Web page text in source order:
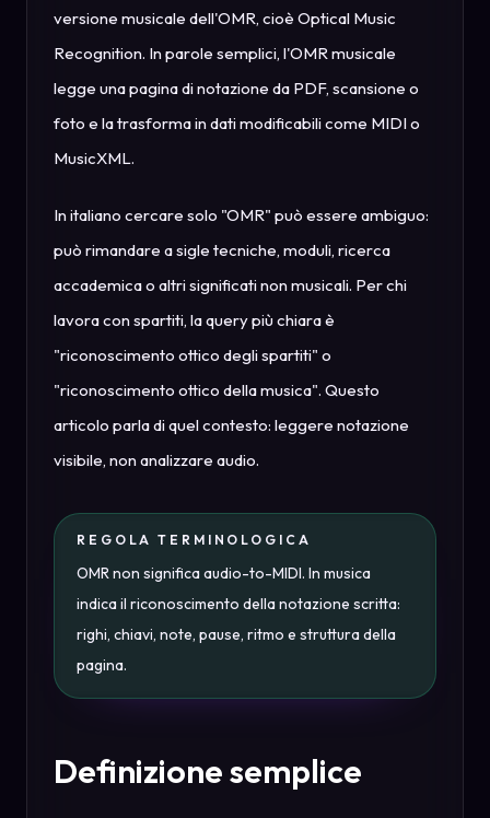
versione musicale dell'OMR, cioè Optical Music
Recognition. In parole semplici, l'OMR musicale
legge una pagina di notazione da PDF, scansione o
foto e la trasforma in dati modificabili come MIDI o
MusicXML.
In italiano cercare solo "OMR" può essere ambiguo:
può rimandare a sigle tecniche, moduli, ricerca
accademica o altri significati non musicali. Per chi
lavora con spartiti, la query più chiara è
"riconoscimento ottico degli spartiti" o
"riconoscimento ottico della musica". Questo
articolo parla di quel contesto: leggere notazione
visibile, non analizzare audio.
REGOLA TERMINOLOGICA
OMR non significa audio-to-MIDI. In musica
indica il riconoscimento della notazione scritta:
righi, chiavi, note, pause, ritmo e struttura della
pagina.
Definizione semplice